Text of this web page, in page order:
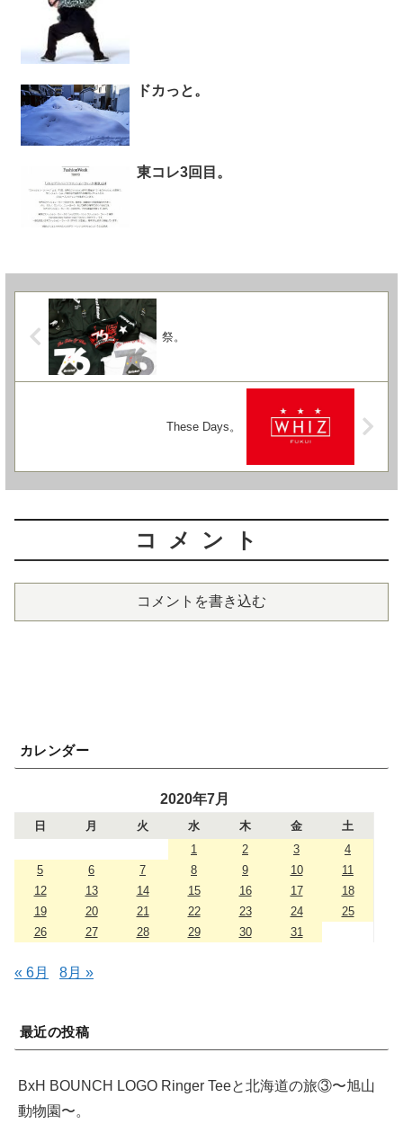
ドカっと。
東コレ3回目。
祭。
These Days。
コメント
コメントを書き込む
カレンダー
2020年7月
日 月 火 水 木 金
土
1
2 3
4
5
6 7 8 9 10
11
12
13 14 15 16 17
18
19
20 21 22 23 24
25
26
27 28 29 30 31
« 6月 8月 »
最近の投稿
BxH BOUNCH LOGO Ringer Teeと北海道の旅③〜旭山
動物園〜。